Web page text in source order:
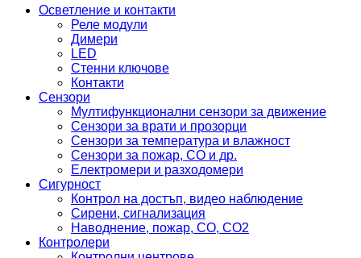
Осветление и контакти
Реле модули
Димери
LED
Стенни ключове
Контакти
Сензори
Мултифункционални сензори за движение
Сензори за врати и прозорци
Сензори за температура и влажност
Сензори за пожар, CO и др.
Електромери и разходомери
Сигурност
Контрол на достъп, видео наблюдение
Сирени, сигнализация
Наводнение, пожар, CO, CO2
Контролери